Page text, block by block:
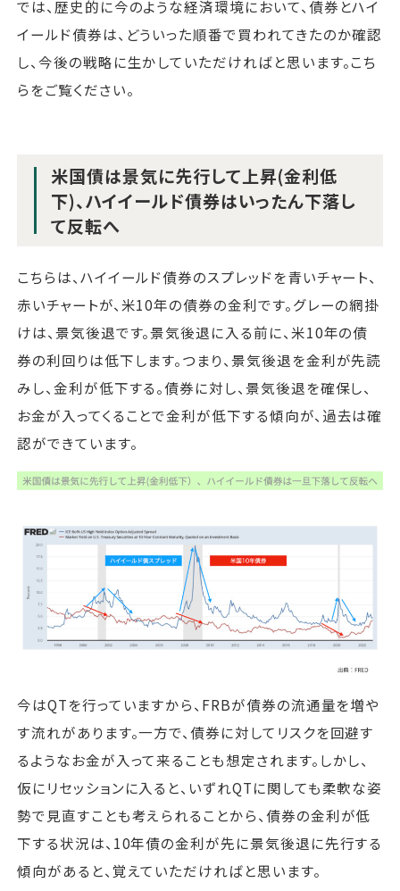
では、歴史的に今のような経済環境において、債券とハイ
イールド債券は、どういった順番で買われてきたのか確認
し、今後の戦略に生かしていただければと思います。こち
らをご覧ください。
米国債は景気に先行して上昇(金利低
下)、ハイイールド債券はいったん下落し
て反転へ
こちらは、ハイイールド債券のスプレッドを青いチャート、
赤いチャートが、米10年の債券の金利です。グレーの網掛
けは、景気後退です。景気後退に入る前に、米10年の債
券の利回りは低下します。つまり、景気後退を金利が先読
みし、金利が低下する。債券に対し、景気後退を確保し、
お金が入ってくることで金利が低下する傾向が、過去は確
認ができています。
今はQTを行っていますから、FRBが債券の流通量を増や
す流れがあります。一方で、債券に対してリスクを回避す
るようなお金が入って来ることも想定されます。しかし、
仮にリセッションに入ると、いずれQTに関しても柔軟な姿
勢で見直すことも考えられることから、債券の金利が低
下する状況は、10年債の金利が先に景気後退に先行する
傾向があると、覚えていただければと思います。